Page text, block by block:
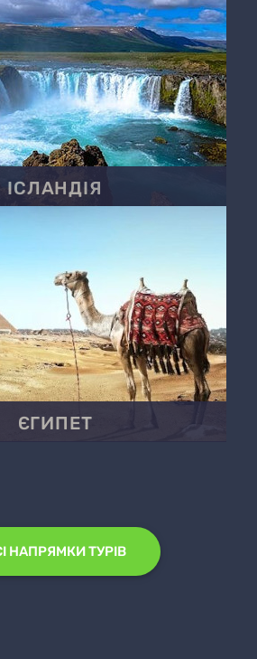
ІСЛАНДІЯ
ЄГИПЕТ
НАПРЯМКИ ТУРІВ